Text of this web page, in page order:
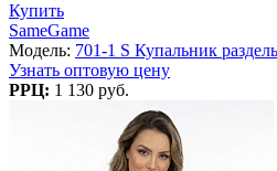
Купить
SameGame
Модель: 701-1 S Купальник
Узнать оптовую цену
РРЦ: 1 130 руб.